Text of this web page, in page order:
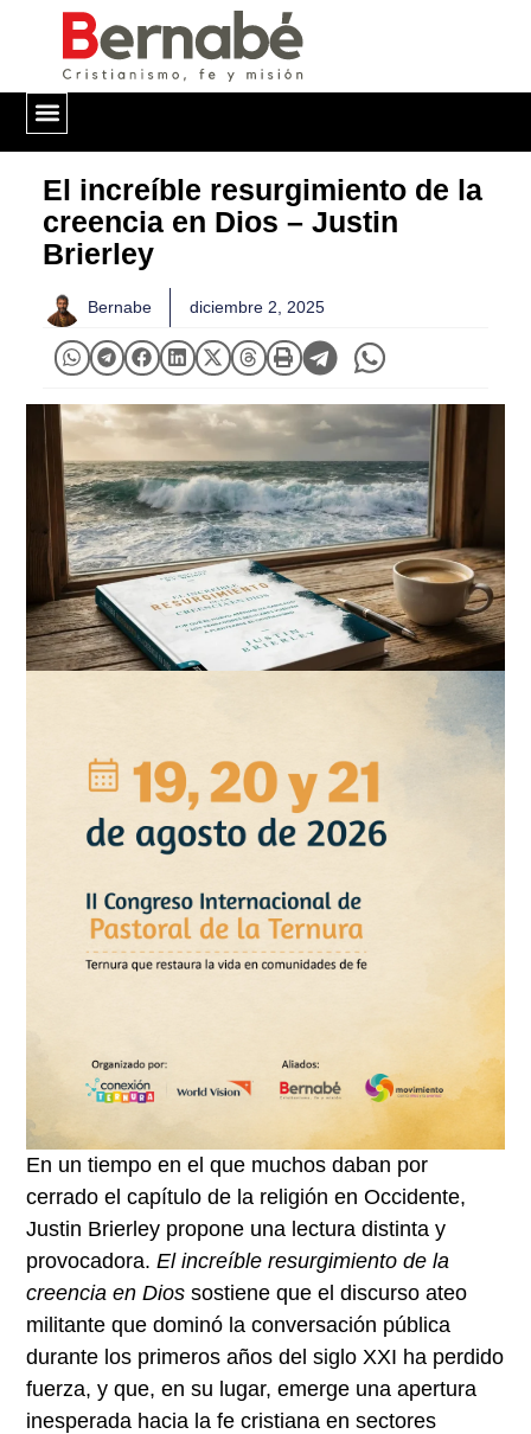
El increíble resurgimiento de la
creencia en Dios – Justin
Brierley
Bernabe diciembre 2, 2025
En un tiempo en el que muchos daban por
cerrado el capítulo de la religión en Occidente,
Justin Brierley propone una lectura distinta y
provocadora.El increíble resurgimiento de la
creencia en Dios sostiene que el discurso ateo
militante que dominó la conversación pública
durante los primeros años del siglo XXI ha perdido
fuerza, y que, en su lugar, emerge una apertura
inesperada hacia la fe cristiana en sectores